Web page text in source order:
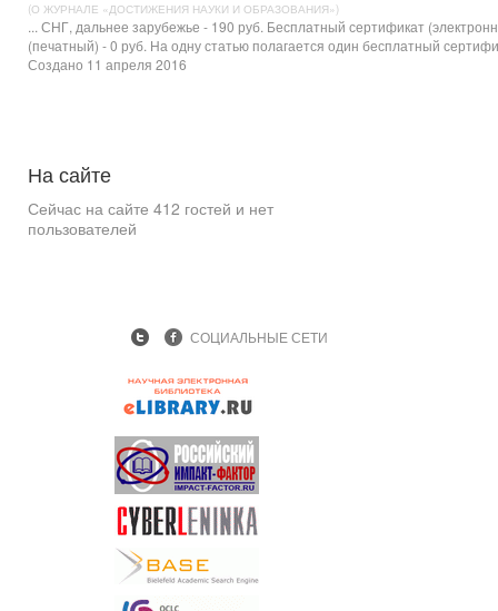
(О ЖУРНАЛЕ «ДОСТИЖЕНИЯ НАУКИ И ОБРАЗОВАНИЯ»)
... СНГ, дальнее зарубежье - 190 руб. Бесплатный сертификат
(печатный) - 0 руб. На одну статью полагается один бесплатный
Создано 11 апреля 2016
На сайте
Сейчас на сайте 412 гостей и нет
пользователей
СОЦИАЛЬНЫЕ СЕТИ